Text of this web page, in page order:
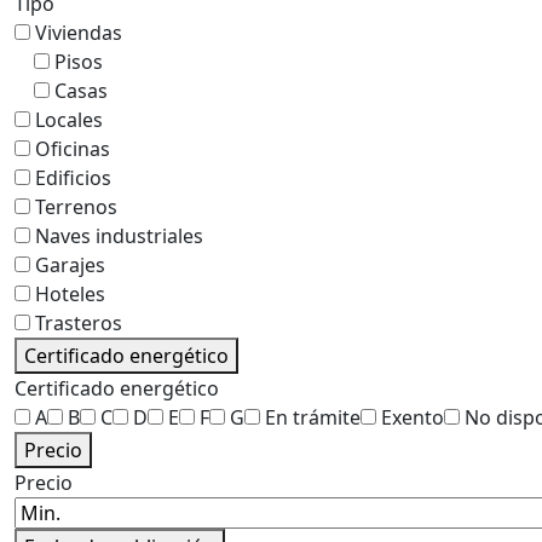
Viviendas
Pisos
Casas
Locales
Oficinas
Edificios
Terrenos
Naves industriales
Garajes
Hoteles
Trasteros
Certificado energético
Certificado energético
A
B C D E F G En trámite Exento
No
Precio
Precio